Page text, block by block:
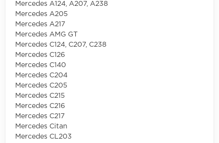
Mercedes A124, A207, A238
Mercedes A205
Mercedes A217
Mercedes AMG GT
Mercedes C124, C207, C238
Mercedes C126
Mercedes C140
Mercedes C204
Mercedes C205
Mercedes C215
Mercedes C216
Mercedes C217
Mercedes Citan
Mercedes CL203